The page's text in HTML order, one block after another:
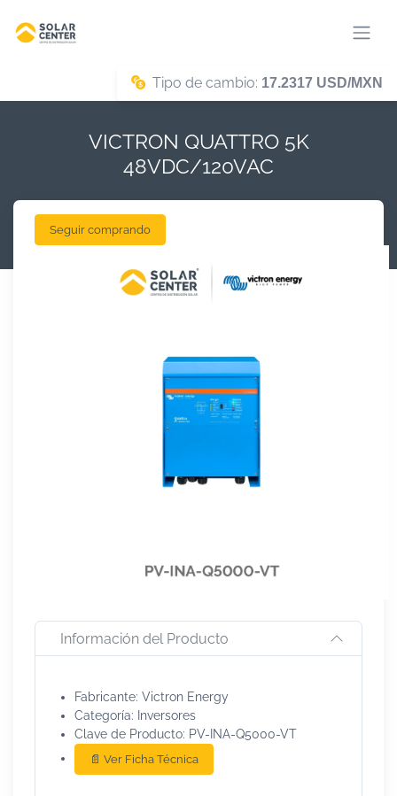
Tipo de cambio: 17.2317 USD/MXN
VICTRON QUATTRO 5K
48VDC/120VAC
Seguir comprando
Información del Producto
Fabricante: Victron Energy
Categoría: Inversores
Clave de Producto: PV-INA-Q5000-VT
📄 Ver Ficha Técnica